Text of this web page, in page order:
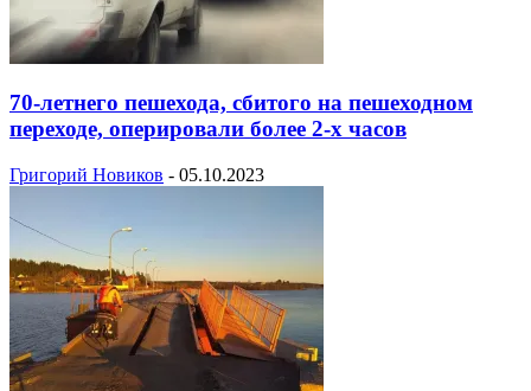
70-летнего пешехода, сбитого на пешеходном
переходе, оперировали более 2-х часов
Григорий Новиков - 05.10.2023